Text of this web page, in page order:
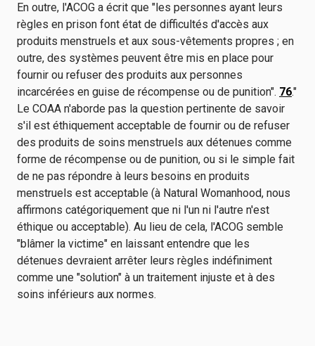
En outre, l'ACOG a écrit que "les personnes ayant leurs
règles en prison font état de difficultés d'accès aux
produits menstruels et aux sous-vêtements propres ; en
outre, des systèmes peuvent être mis en place pour
fournir ou refuser des produits aux personnes
incarcérées en guise de récompense ou de punition". 76."
Le COAA n'aborde pas la question pertinente de savoir
s'il est éthiquement acceptable de fournir ou de refuser
des produits de soins menstruels aux détenues comme
forme de récompense ou de punition, ou si le simple fait
de ne pas répondre à leurs besoins en produits
menstruels est acceptable (à Natural Womanhood, nous
affirmons catégoriquement que ni l'un ni l'autre n'est
éthique ou acceptable). Au lieu de cela, l'ACOG semble
"blâmer la victime" en laissant entendre que les
détenues devraient arrêter leurs règles indéfiniment
comme une "solution" à un traitement injuste et à des
soins inférieurs aux normes.